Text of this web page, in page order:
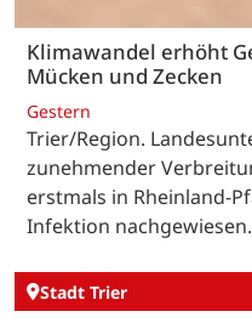
Klimawandel erhöht
Mücken und Zecken
Gestern
Trier/Region.
zunehmender
erstmals in Rheinland-
Infektion nachgewiesen.
Stadt Trier